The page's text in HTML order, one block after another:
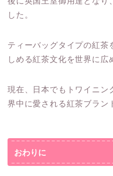
した。
ティーバッグタイプの紅茶
しめる紅茶文化を世界に広
現在、日本でもトワイニン
界中に愛される紅茶ブラン
おわりに